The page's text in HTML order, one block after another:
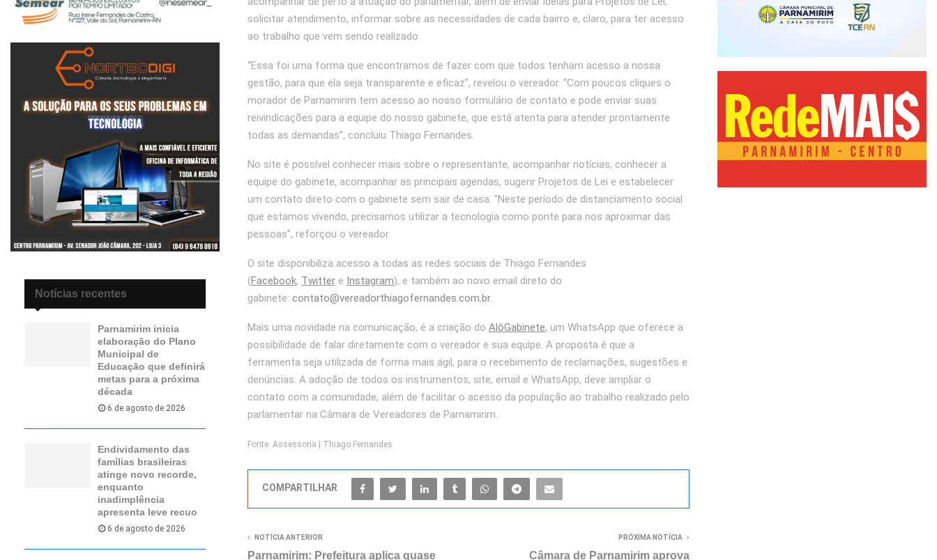
solicitar atendimento, informar sobre as necessidades de cada bairro e, claro, para ter acesso
ao trabalho que vem sendo realizado.
“Essa foi uma forma que encontramos de fazer com que todos tenham acesso a nossa
gestão, para que ela seja transparente e eficaz”, revelou o vereador. “Com poucos cliques o
morador de Parnamirim tem acesso ao nosso formulário de contato e pode enviar suas
reivindicações para a equipe do nosso gabinete, que está atenta para atender prontamente
todas as demandas”, concluiu Thiago Fernandes.
No site é possível conhecer mais sobre o representante, acompanhar notícias, conhecer a
equipe do gabinete, acompanhar as principais agendas, sugerir Projetos de Lei e estabelecer
um contato direto com o gabinete sem sair de casa. “Neste período de distanciamento social
que estamos vivendo, precisamos utilizar a tecnologia como ponte para nos aproximar das
pessoas”, reforçou o vereador.
O site disponibiliza acesso a todas as redes sociais de Thiago Fernandes
(Facebook, Twitter e Instagram), e também ao novo email direto do
gabinete: contato@vereadorthiagofernandes.com.br.
Mais uma novidade na comunicação, é a criação do AlôGabinete, um WhatsApp que oferece a
possibilidade de falar diretamente com o vereador e sua equipe. A proposta é que a
ferramenta seja utilizada de forma mais ágil, para o recebimento de reclamações, sugestões e
denúncias. A adoção de todos os instrumentos, site, email e WhatsApp, deve ampliar o
contato com a comunidade, além de facilitar o acesso da população ao trabalho realizado pelo
parlamentar na Câmara de Vereadores de Parnamirim.
Fonte: Assessoria | Thiago Fernandes
COMPARTILHAR
NOTÍCIA ANTERIOR
Parnamirim: Prefeitura aplica quase
PRÓXIMA NOTÍCIA
Câmara de Parnamirim aprova
Notícias recentes
Parnamirim inicia
elaboração do Plano
Municipal de
Educação que definirá
metas para a próxima
década
6 de agosto de 2026
Endividamento das
famílias brasileiras
atinge novo recorde,
enquanto
inadimplência
apresenta leve recuo
6 de agosto de 2026